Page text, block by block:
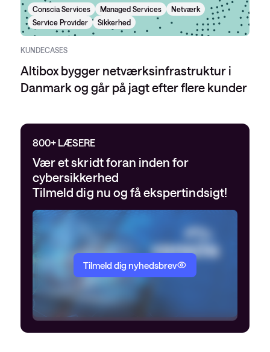
Conscia Services Managed Services
Netværk
Service Provider
Sikkerhed
KUNDECASES
Altibox bygger netværksinfrastruktur i
Danmark og går på jagt efter flere kunder
800+ LÆSERE
Vær et skridt foran inden for
cybersikkerhed
Tilmeld dig nu og få ekspertindsigt!
Tilmeld dig nyhedsbrev